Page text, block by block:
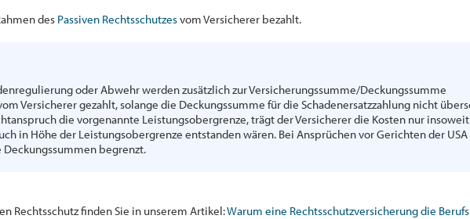
des Passiven Rechtsschutzesvom Versicherer bezahlt.
oder Abwehr werden zusätzlich zur Versicherungssumme/Deckungssumme
Versicherer gezahlt, solange die Deckungssumme für die Schadenersatzzahlung nicht
die vorgenannte Leistungsobergrenze, trägt der Versicherer die Kosten nur
in Höhe der Leistungsobergrenze entstanden wären. Bei Ansprüchen vor Gerichten der USA
Deckungssummen begrenzt.
Rechtsschutz finden Sie in unserem Artikel:Warum eine Rechtsschutzversicherung die